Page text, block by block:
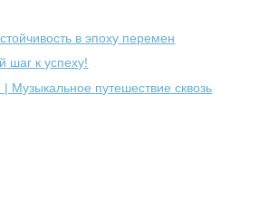
в эпоху перемен
шаг к успеху!
| Музыкальное путешествие сквозь